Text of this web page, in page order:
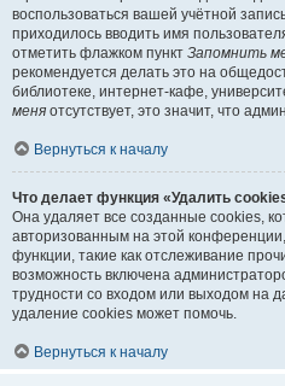
воспользоваться вашей учётной
приходилось вводить имя
отметить флажком пункт Запомнить
рекомендуется делать это на
библиотеке, интернет-кафе,
меня отсутствует, это значит, что
Вернуться к началу
Что делает функция «Удалить
Она удаляет все созданные cookies,
авторизованным на этой
функции, такие как отслеживание
возможность включена
трудности со входом или выходом на
удаление cookies может помочь.
Вернуться к началу